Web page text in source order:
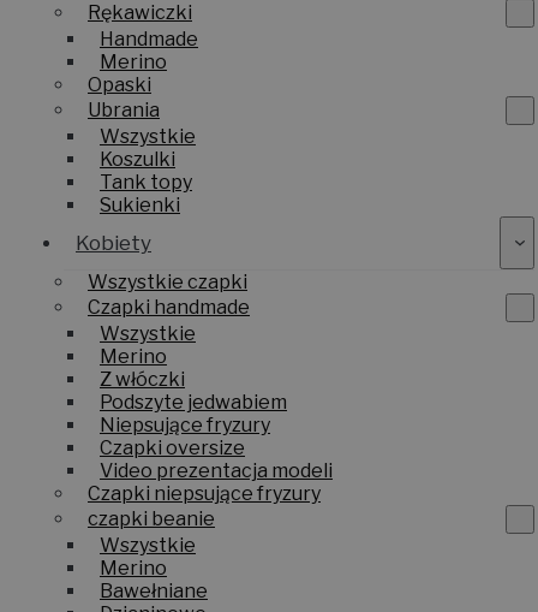
Rękawiczki
Handmade
Merino
Opaski
Ubrania
Wszystkie
Koszulki
Tank topy
Sukienki
Kobiety
Wszystkie czapki
Czapki handmade
Wszystkie
Merino
Z włóczki
Podszyte jedwabiem
Niepsujące fryzury
Czapki oversize
Video prezentacja modeli
Czapki niepsujące fryzury
czapki beanie
Wszystkie
Merino
Bawełniane